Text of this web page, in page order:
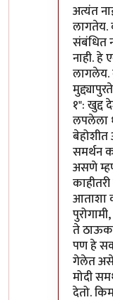
अत्यंत
लागतेय.
संबंधित
नाही. हे
लागलेय.
१": खुद्द
लपलेला
समर्थन
असणे
आताशा
ते ठाऊक
पण हे
गेलेत असे
मोदी
देतो.